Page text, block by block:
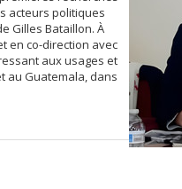
acteurs politiques
Gilles Bataillon. À
en co-direction avec
aux usages et
au Guatemala, dans